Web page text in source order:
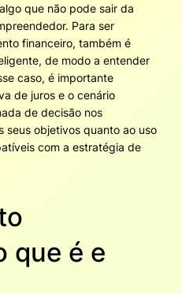
que não pode sair da
Para ser
financeiro, também é
de modo a entender
caso, é importante
de juros e o cenário
de decisão nos
seus objetivos quanto ao uso
com a estratégia de
que é e